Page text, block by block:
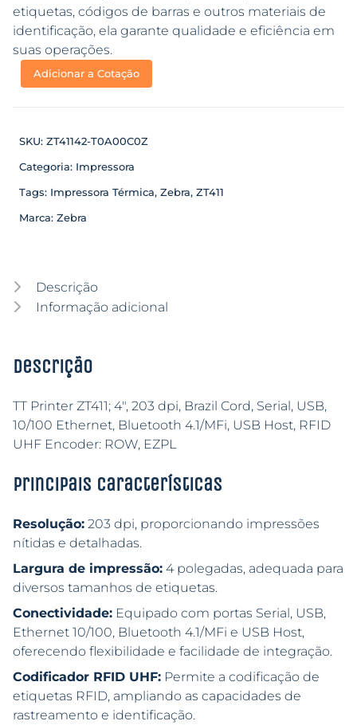
etiquetas, códigos de barras e outros materiais de
identificação, ela garante qualidade e eficiência em
suas operações.
Adicionar a Cotação
SKU: ZT41142-T0A00C0Z
Categoria: Impressora
Tags: Impressora Térmica, Zebra, ZT411
Marca: Zebra
Descrição
Informação adicional
Descrição
TT Printer ZT411; 4″, 203 dpi, Brazil Cord, Serial, USB,
10/100 Ethernet, Bluetooth 4.1/MFi, USB Host, RFID
UHF Encoder: ROW, EZPL
Principais características
Resolução: 203 dpi, proporcionando impressões
nítidas e detalhadas.
Largura de impressão: 4 polegadas, adequada para
diversos tamanhos de etiquetas.
Conectividade: Equipado com portas Serial, USB,
Ethernet 10/100, Bluetooth 4.1/MFi e USB Host,
oferecendo flexibilidade e facilidade de integração.
Codificador RFID UHF: Permite a codificação de
etiquetas RFID, ampliando as capacidades de
rastreamento e identificação.